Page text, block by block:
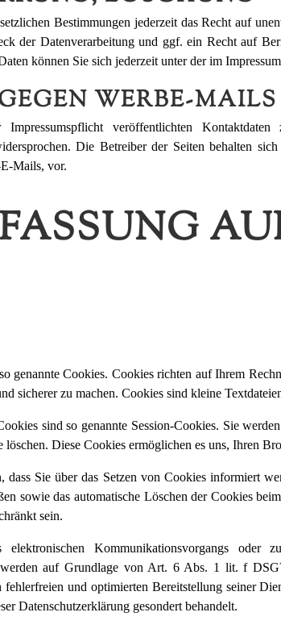
Bestimmungen jederzeit das Recht auf
der Datenverarbeitung und ggf. ein Recht auf
können Sie sich jederzeit unter der im
WERBE-MAILS
veröffentlichten
Die Betreiber der Seiten behalten
Mails, vor.
genannte Cookies. Cookies richten auf Ihrem
sicherer zu machen. Cookies sind kleine
sind so genannte Session-Cookies. Sie
löschen. Diese Cookies ermöglichen es uns, Ihren
dass Sie über das Setzen von Cookies informiert
sowie das automatische Löschen der Cookies
sein.
Kommunikationsvorgangs oder
auf Grundlage von Art. 6 Abs. 1 lit. f
und optimierten Bereitstellung seiner
Datenschutzerklärung gesondert behandelt.